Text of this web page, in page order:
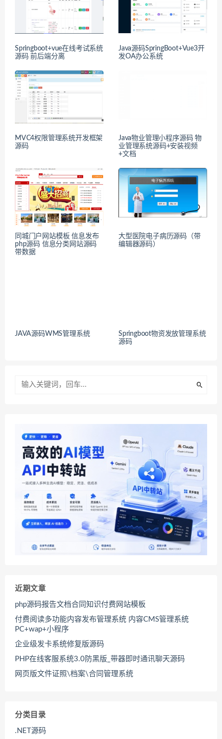
Springboot+vue在线考试系统
源码 前后端分离
Java源码SpringBoot+Vue3开
发OA办公系统
MVC4权限管理系统开发框架
源码
Java物业管理小程序源码 物
业管理系统源码+安装视频
+文档
同城门户网站模板 信息发布
php源码 信息分类网站源码
带数据
大型医院电子病历源码（带
编辑器源码）
JAVA源码WMS管理系统
Springboot物资发放管理系统
源码
近期文章
php源码报告文档合同知识付费网站模板
付费阅读多功能内容发布管理系统 内容CMS管理系统
PC+wap+小程序
企业级发卡系统修复版源码
PHP在线客服系统3.0防黑版_带器即时通讯聊天源码
网页版文件证照\档案\合同管理系统
分类目录
.NET源码